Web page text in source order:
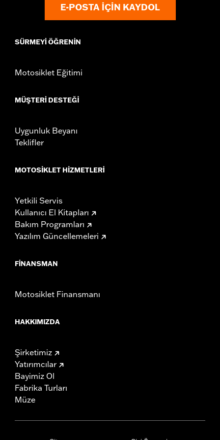
E-POSTA IÇIN KAYDOL
SÜRMEYI ÖĞRENIN
Motosiklet Eğitimi
MÜŞTERI DESTEĞI
Uygunluk Beyanı
Teklifler
MOTOSIKLET HIZMETLERI
Yetkili Servis
Kullanıcı El Kitapları
Bakım Programları
Yazılım Güncellemeleri
FINANSMAN
Motosiklet Finansmanı
HAKKIMIZDA
Şirketimiz
Yatırımcılar
Bayimiz Ol
Fabrika Turları
Müze